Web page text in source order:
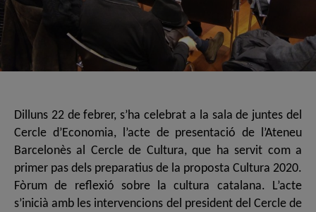
Dilluns 22 de febrer, s’ha celebrat a la sala de juntes del
Cercle d’Economia, l’acte de presentació de l’Ateneu
Barcelonès al Cercle de Cultura, que ha servit com a
primer pas dels preparatius de la proposta Cultura 2020.
Fòrum de reflexió sobre la cultura catalana. L’acte
s’inicià amb les intervencions del president del Cercle de